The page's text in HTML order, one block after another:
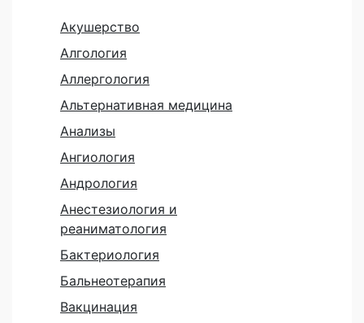
Акушерство
Алгология
Аллергология
Альтернативная медицина
Анализы
Ангиология
Андрология
Анестезиология и
реаниматология
Бактериология
Бальнеотерапия
Вакцинация